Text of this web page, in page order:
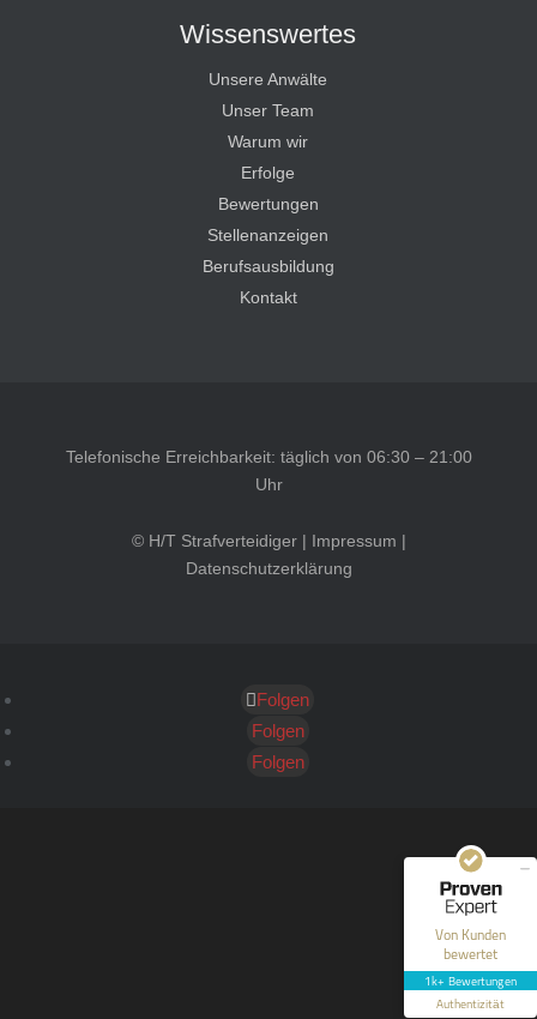
Wissenswertes
Unsere Anwälte
Unser Team
Warum wir
Erfolge
Bewertungen
Stellenanzeigen
Berufsausbildung
Kontakt
Telefonische Erreichbarkeit: täglich von 06:30 – 21:00
Uhr
© H/T Strafverteidiger | Impressum |
Datenschutzerklärung
Folgen
Folgen
Folgen
Von Kunden
bewertet
1k+ Bewertungen
Authentizität
Kundenbewertungen und Erfahrungen zu
SEHR GUT
40
Bewertungen auf
ProvenExpert.com
Blick aufs ProvenExpert-Profil werfen